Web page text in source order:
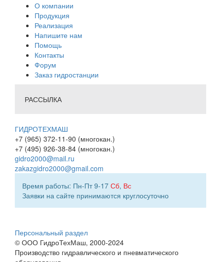
О компании
Продукция
Реализация
Напишите нам
Помощь
Контакты
Форум
Заказ гидростанции
РАССЫЛКА
ГИДРОТЕХМАШ
+7 (965) 372-11-90 (многокан.)
+7 (495) 926-38-84 (многокан.)
gidro2000@mail.ru
zakazgidro2000@gmail.com
Время работы: Пн-Пт 9-17 Сб, Вс
Заявки на сайте принимаются круглосуточно
Персональный раздел
© ООО ГидроТехМаш, 2000-2024
Производство гидравлического и пневматического